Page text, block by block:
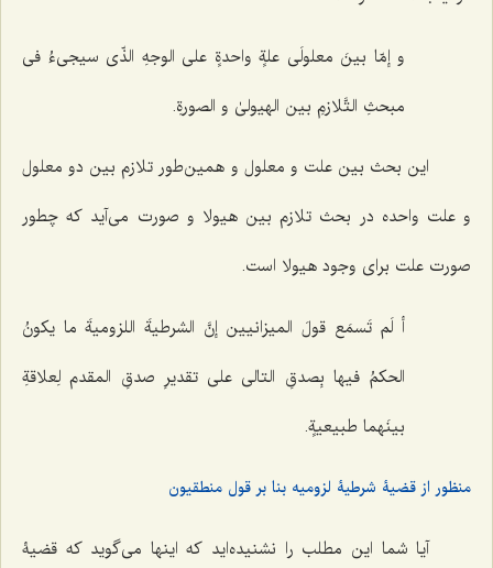
و إمّا بینَ معلولَی علةٍ واحدةٍ على الوجهِ الذّی سیجی‌ءُ فی
مبحثِ التَّلازمِ بین الهیولىٰ و الصورةِ.
این بحث بین علت و معلول و همین‌طور تلازم بین دو معلول
و علت واحده در بحث تلازم بین هیولا و صورت مى‌آید که چطور
صورت علت براى وجود هیولا است.
أ لَم تَسمَع قولَ المیزانیین إنَّ الشرطیةَ اللزومیةَ ما یکونُ
الحکمُ فیها بِصدقِ التالی على تقدیرِ صدقِ المقدم لِعلاقةِ
بینَهما طبیعیةٍ.
منظور از قضیۀ شرطیۀ لزومیه بنا بر قول منطقیون
آیا شما این مطلب را نشنیده‌اید که اینها مى‌گوید که قضیۀ